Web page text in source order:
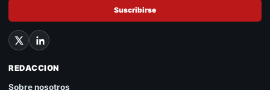
Suscribirse
REDACCION
Sobre nosotros